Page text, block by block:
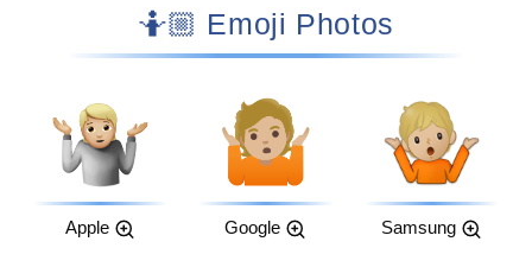
🤷🏼 Emoji Photos
Apple Google Samsung